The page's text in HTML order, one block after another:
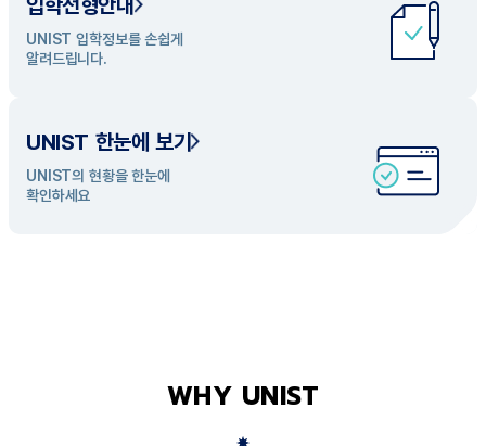
UNIST 학과 소개
UNIST의 개성있는 학과들을
탐색해 보세요
UNIST 입학정보를 손쉽게
알려드립니다.
UNIST 한눈에 보기
UNIST의 현황을 한눈에
확인하세요
WHY UNIST